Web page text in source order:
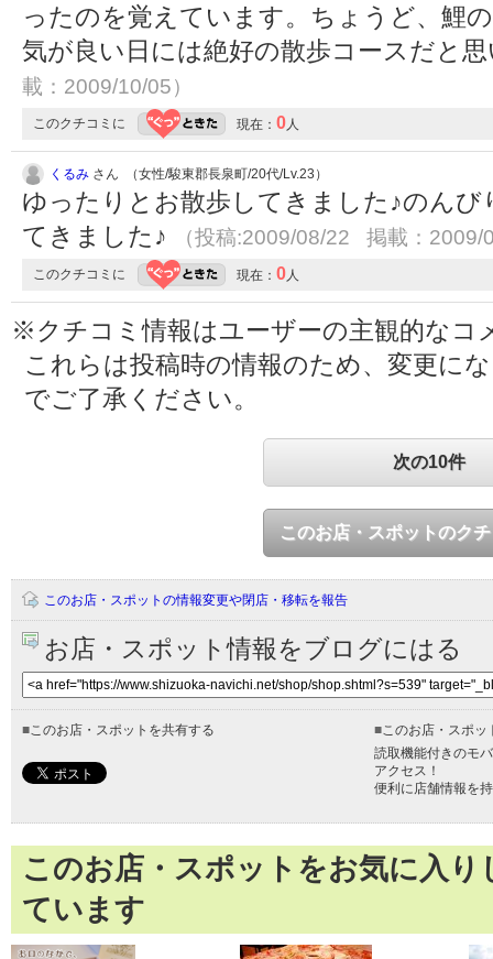
ったのを覚えています。ちょうど、鯉
気が良い日には絶好の散歩コースだと
載：2009/10/05）
このクチコミに 現在： 0人
くるみ さん （女性/駿東郡長泉町/20代/Lv.23）
ゆったりとお散歩してきました♪のん
てきました♪
（投稿:2009/08/22 掲載：2009/
このクチコミに 現在： 0人
※クチコミ情報はユーザーの主観的なコ
これらは投稿時の情報のため、変更に
でご了承ください。
次の10件
このお店・スポットのク
このお店・スポットの情報変更や閉店・移転を報告
お店・スポット情報をブログにはる
■このお店・スポットを共有する ■このお店・スポッ
読取機能付きのモ
アクセス！
便利に店舗情報を
このお店・スポットをお気に入
ています